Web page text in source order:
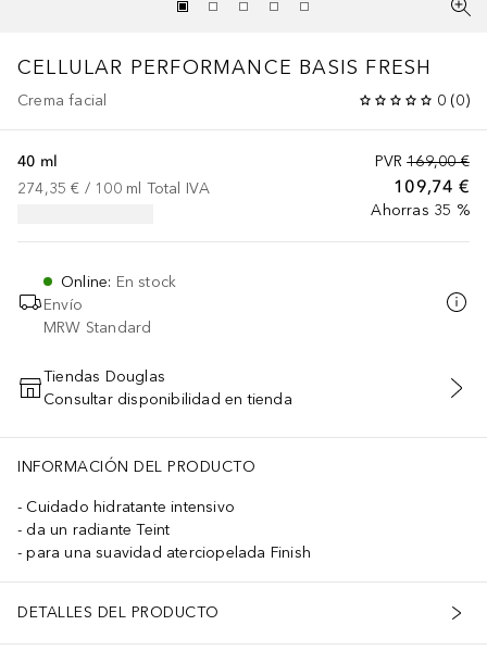
CELLULAR PERFORMANCE BASIS FRESH
Crema facial 0 (0)
PVR 169,00 €
109,74 €
Ahorras 35 %
40 ml
274,35 € / 100 ml Total IVA
Online: En stock
Envío
MRW Standard
AÑADIR AL CARRITO
Tiendas Douglas
Consultar disponibilidad en tienda
INFORMACIÓN DEL PRODUCTO
Cuidado hidratante intensivo
da un radiante Teint
para una suavidad aterciopelada Finish
DETALLES DEL PRODUCTO